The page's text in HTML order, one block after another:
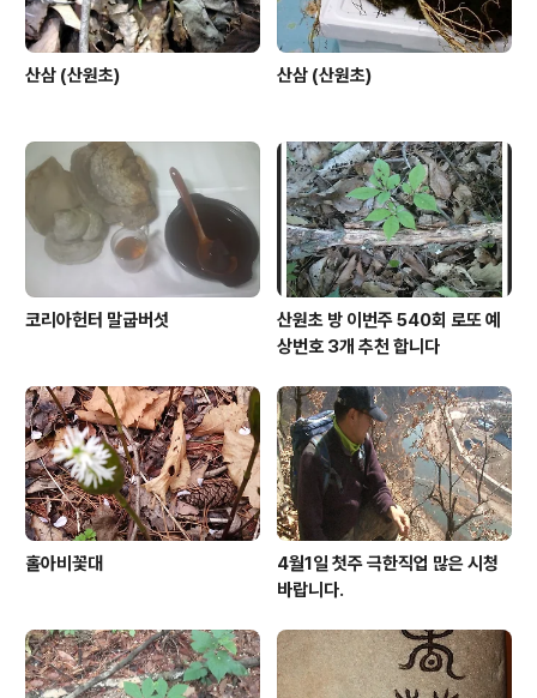
산삼 (산원초) 산삼 (산원초)
코리아헌터 말굽버섯
산원초 방 이번주 540회 로또 예
상번호 3개 추천 합니다
홀아비꽃대
4월1일 첫주 극한직업 많은 시청
바랍니다.